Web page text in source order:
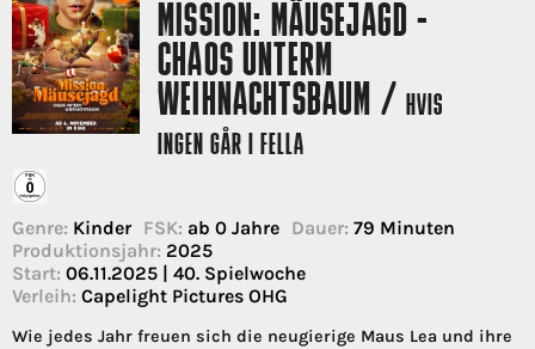
MISSION: MÄUSEJAGD -
CHAOS UNTERM
WEIHNACHTSBAUM / HVIS
INGEN GÅR I FELLA
Genre: Kinder FSK: ab 0 Jahre Dauer: 79 Minuten
Produktionsjahr: 2025
Start: 06.11.2025 | 40. Spielwoche
Verleih: Capelight Pictures OHG
Wie jedes Jahr freuen sich die neugierige Maus Lea und ihre